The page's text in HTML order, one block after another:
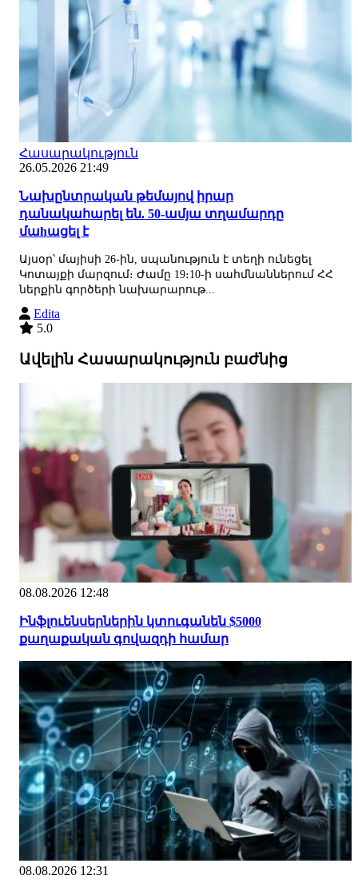
Հասարակություն
26.05.2026 21:49
Նախընտրական թեմայով իրար
դանակահարել են. 50-ամյա տղամարդը
մաhացել է
Այսօր՝ մայիսի 26-ին, սպանություն է տեղի ունեցել
Կոտայքի մարզում։ Ժամը 19։10-ի սահմնաններում ՀՀ
ներքին գործերի նախարարութ...
Edita
5.0
Ավելին Հասարակություն բաժնից
08.08.2026 12:48
Ինֆլուենսերներին կտուգանեն $5000
քաղաքական գովազդի համար
08.08.2026 12:31